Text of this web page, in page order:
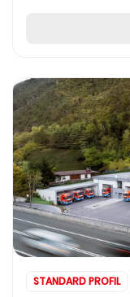
STANDARD PROFIL